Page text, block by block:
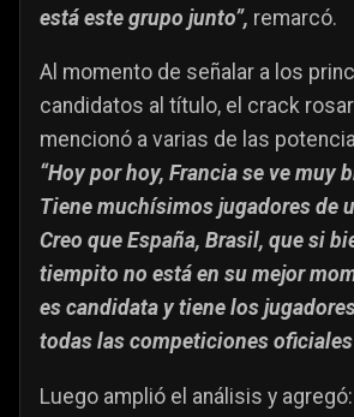
está este grupo junto”, remarcó.
Al momento de señalar a los
candidatos al título, el crack
mencionó a varias de las
“Hoy por hoy, Francia se ve muy
Tiene muchísimos jugadores de
Creo que España, Brasil, que si
tiempito no está en su mejor
es candidata y tiene los
todas las competiciones
Luego amplió el análisis y agregó: